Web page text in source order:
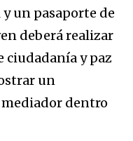
un pasaporte de
deberá realizar
ciudadanía y paz
un
dentro